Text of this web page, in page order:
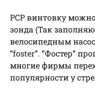
РСР винтовку
зонда (Так
велосипедным
“foster”. “Фостер”
многие фирмы
популярности у